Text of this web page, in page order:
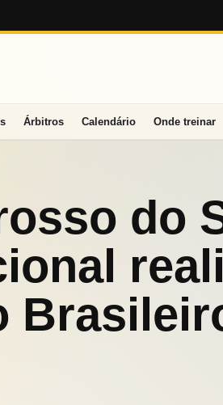
Árbitros Calendário Onde treinar
do